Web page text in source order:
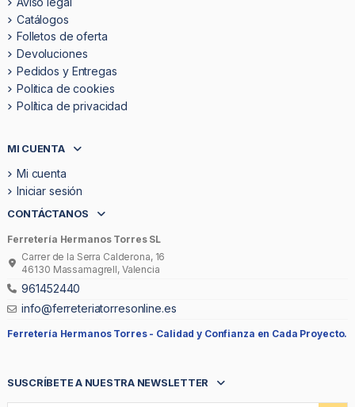
Catálogos
Folletos de oferta
Devoluciones
Pedidos y Entregas
Politica de cookies
Política de privacidad
MI CUENTA
Mi cuenta
Iniciar sesión
CONTÁCTANOS
Ferretería Hermanos Torres SL
Carrer de la Serra Calderona, 16
46130 Massamagrell, Valencia
961452440
info@ferreteriatorresonline.es
Ferretería Hermanos Torres - Calidad y Confianza en Cada Proyecto.
SUSCRÍBETE A NUESTRA NEWSLETTER